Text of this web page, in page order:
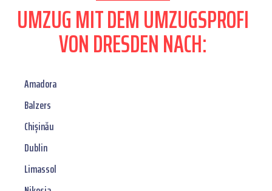
UMZUG MIT DEM UMZUGSPROFI
VON DRESDEN NACH:
Amadora
Balzers
Chișinău
Dublin
Limassol